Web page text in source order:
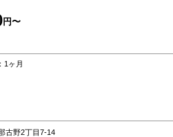
円〜
ヶ月
古野2丁目7-14